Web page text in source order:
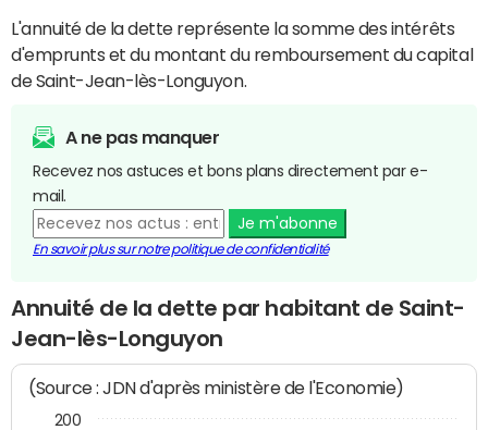
L'annuité de la dette représente la somme des intérêts
d'emprunts et du montant du remboursement du capital
de Saint-Jean-lès-Longuyon.
A ne pas manquer
Recevez nos astuces et bons plans directement par e-
mail.
Je m'abonne
En savoir plus sur notre politique de confidentialité
Annuité de la dette par habitant de Saint-
Jean-lès-Longuyon
(Source : JDN d'après ministère de l'Economie)
200